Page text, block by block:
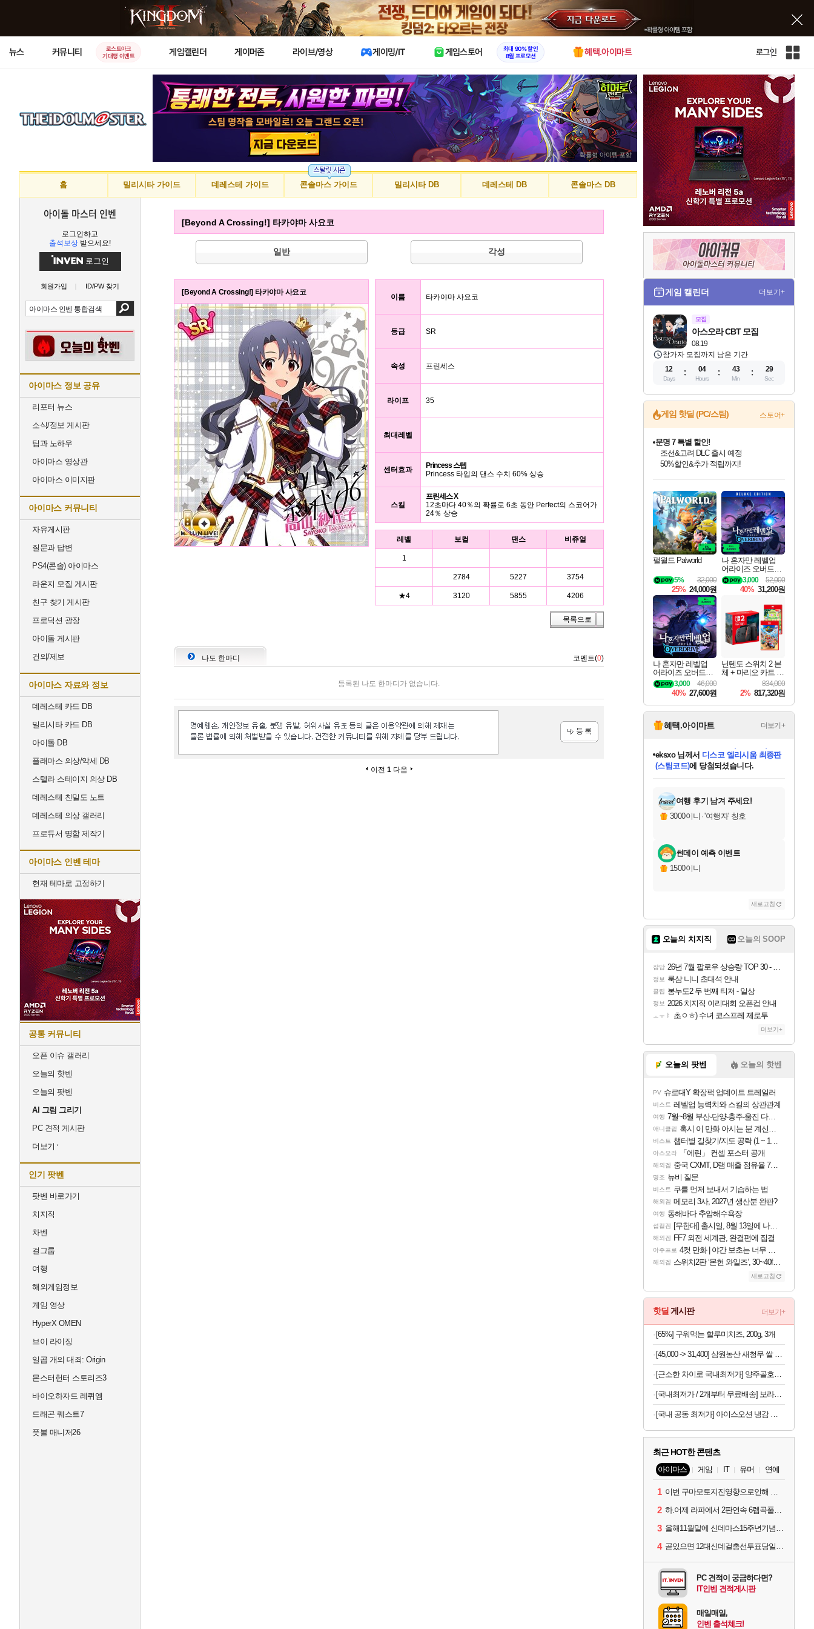
X
뉴스 커뮤니티
로스트아크
기대평 이벤트
게임캘린더 게이머존 라이브/영상 게이밍/IT 게임스토어
최대 90% 할인
8월 프로모션
혜택.아이마트 로그인
인
전
체
사
이
트
맵
홈 밀리시타 가이드 데레스테 가이드 콘솔마스 가이드 밀리시타 DB 데레스테 DB 콘솔마스 DB
아이돌 마스터 인벤
로그인하고
출석보상 받으세요!
로그인
회원가입 ID/PW 찾기
아이마스 정보 공유
리포터 뉴스
소식/정보 게시판
팁과 노하우
아이마스 영상관
아이마스 이미지판
아이마스 커뮤니티
자유게시판
질문과 답변
PS4(콘솔) 아이마스
라운지 모집 게시판
친구 찾기 게시판
프로덕션 광장
아이돌 게시판
건의/제보
아이마스 자료와 정보
데레스테 카드 DB
밀리시타 카드 DB
아이돌 DB
플래마스 의상/악세 DB
스텔라 스테이지 의상 DB
데레스테 친밀도 노트
데레스테 의상 갤러리
프로듀서 명함 제작기
아이마스 인벤 테마
현재 테마로 고정하기
공통 커뮤니티
오픈 이슈 갤러리
오늘의 핫벤
오늘의 팟벤
AI 그림 그리기
PC 견적 게시판
더보기
인기 팟벤
팟벤 바로가기
치지직
차벤
걸그룹
여행
해외게임정보
게임 영상
HyperX OMEN
브이 라이징
일곱 개의 대죄: Origin
몬스터헌터 스토리즈3
바이오하자드 레퀴엠
드래곤 퀘스트7
풋볼 매니저26
[Beyond A Crossing!] 타카야마 사요코
일반 각성
[Beyond A Crossing!] 타카야마 사요코
이름 타카야마 사요코
등급 SR
속성 프린세스
라이프 35
최대레벨
센터효과
Princess 스텝
Princess 타입의 댄스 수치 60% 상승
스킬
프린세스 X
12초마다 40％의 확률로 6초 동안 Perfect의 스코어가
24％ 상승
레벨 보컬 댄스 비쥬얼
1
2784 5227 3754
★4 3120 5855 4206
목록으로
나도 한마디 코멘트(0)
등록된 나도 한마디가 없습니다.
이전 1 다음
게임 캘린더 더보기+
모집
08.19
아스오라 CBT 모집
참가자 모집까지 남은 기간
12
Days
04
Hours
43
Min
28
Sec
게임 핫딜 (PC/스팀) 스토어+
최대 90% 할인가를 만나보세요!
네이버혜택과 함께 만나보세요!
50%할인&추가 적립까지!
귀무자: 검의 길 예약 판매 중!
10% 할인과
이니&베니 혜택까지!
네이버 혜택가와 함께 예약하세요!
할인&네이버혜택으로 만나보세요!
네이버페이 혜택과 만나보세요!
40주년 프로모션으로 만나보세요!
네이버 포인트 혜택까지!
할인가에 만나보세요!
일부 에디션 상시 할인!
혜택으로 예약 판매 중
편안하게 충전하세요
팰월드 Palworld
32,000
5%
25% 24,000원
나 혼자만 레벨업
어라이즈 오버드라
이브 디럭스 에디션
Solo Leveling Arise
Overdrive Deluxe Edi
52,000
3,000
40% 31,200원
나 혼자만 레벨업
어라이즈 오버드라
이브 Solo Leveling A
rise
46,000
3,000
40% 27,600원
닌텐도 스위치 2 본
체 + 마리오 카트 월
드 + 포켓몬 포코피
아 번들
834,000
2% 817,320원
혜택.아이마트 더보기+
당첨되셨습니다.
당첨되셨습니다.
eksxo님께서 디스코 엘리시움 최종판
(스팀코드)에 당첨되셨습니다.
당첨되셨습니다.
당첨되셨습니다.
에디션 (스팀코드) 를 교환.
당첨되셨습니다.
당첨되셨습니다.
당첨되셨습니다.
당첨되셨습니다.
여행 후기 남겨 주세요!
3000이니 ·'여행자' 칭호
썬데이 예측 이벤트
1500이니
새로고침
오늘의 치지직 오늘의 SOOP
잡담 26년 7월 팔로우 상승량 TOP 30 - 월간 치지직
정보 룩삼 니니 초대석 안내
클립 봉누도2 두 번째 티저 - 일상
정보 2026 치지직 이리대회 오픈컵 안내
ㅗㅜㅑ 초ㅇㅎ) 수녀 코스프레 제로투
더보기+
오늘의 팟벤 오늘의 핫벤
PV 슈로대Y 확장팩 업데이트 트레일러
비스트 레벨업 능력치와 스킬의 상관관계
여행 7월~8월 부산-단양-충주-울진 다녀왔어요~
애니클립 혹시 이 만화 아시는 분 계신가요
비스트 챕터별 길찾기/지도 공략 (1 ~ 12장)
아스오라 「에린」 컨셉 포스터 공개
해외겜 중국 CXMT, D램 매출 점유율 7%…글로벌 4위로 부상
명조 뉴비 질문
비스트 쿠를 먼저 보내서 기습하는 법
해외겜 메모리 3사, 2027년 생산분 완판?
여행 동해바다 추암해수욕장
섭컬겜 [무한대] 출시일, 8월 13일에 나오나
해외겜 FF7 외전 세계관, 완결편에 집결
아주프로 4컷 만화 | 야간 보초는 너무 힘들어
해외겜 스위치2판 ‘몬헌 와일즈’, 30~40fps 목표 추정
새로고침
핫딜 게시판 더보기+
[65%] 구워먹는 할루미치즈, 200g, 3개
[45,000 -> 31,400] 삼원농산 새청무 쌀 상등급 10kg
[근소한 차이로 국내최저가] 양주골호랑떡 문어발소떡 1kg
[국내최저가 / 2개부터 무료배송] 보라톡스 보라효소101 곡물발효효소 프로바이오틱스 30포
[국내 공동 최저가] 아이스오션 냉감 홑이불 100x150
최근 HOT한 콘텐츠
아이마스 게임 IT 유머 연예
1 이번 구마모토지진영향으로인해 아이돌 커뮤니케이션 매일 게시물이 중단된다고하네요ㅠ
2 하.어제 라파에서 2판연속 6렙곡풀콤못했네요.
3 올해11월말에 신데마스15주년기념 라이브를 하네요
4 곧있으면 12대신데걸총선투표당일이네요.
PC 견적이 궁금하다면?
IT인벤 견적게시판
매일매일,
인벤 출석체크!